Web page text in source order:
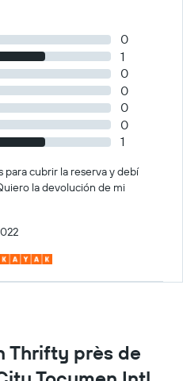
0
1
0
0
0
0
1
para cubrir la reserva y debí
la devolución de mi
Thrifty près de